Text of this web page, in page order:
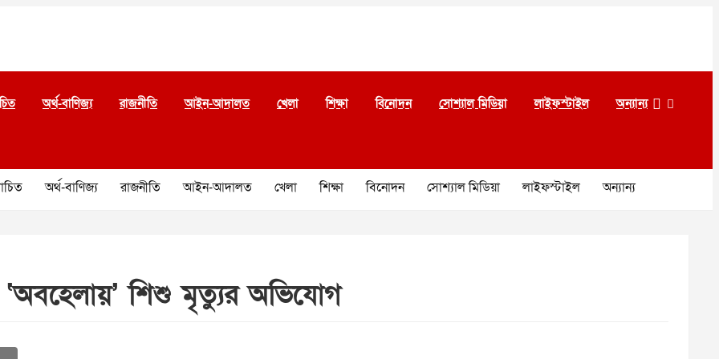
অর্থ-বাণিজ্য রাজনীতি আইন-আদালত খেলা শিক্ষা বিনোদন সোশ্যাল মিডিয়া লাইফস্টাইল অন্যান্য
অর্থ-বাণিজ্য রাজনীতি আইন-আদালত খেলা শিক্ষা বিনোদন সোশ্যাল মিডিয়া লাইফস্টাইল অন্যান্য
‘অবহেলায়’ শিশু মৃত্যুর অভিযোগ